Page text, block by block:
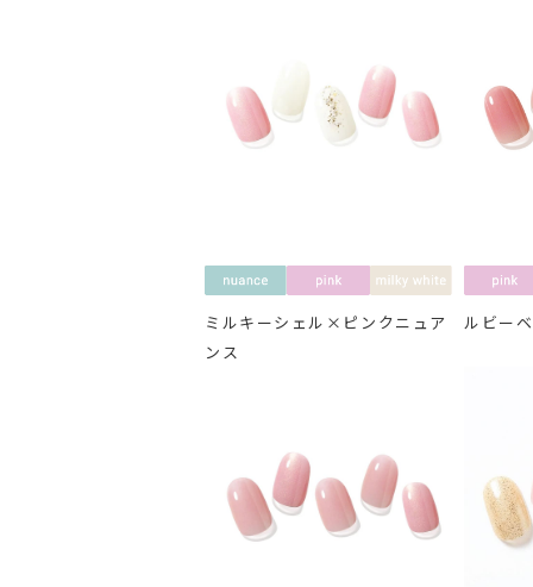
ミルキーシェル×ピンクニュア
ンス
ルビー